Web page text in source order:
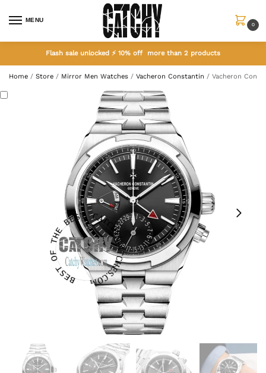
MENU
0
Flash sale unlocked ⚡ 10% off more than 2 products
Home / Store / Mirror Men Watches / Vacheron Constantin / Vacheron